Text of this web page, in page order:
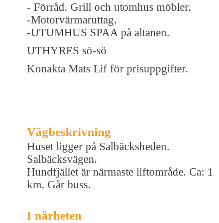
- Förråd. Grill och utomhus möbler.
-Motorvärmaruttag.
-UTUMHUS SPAA på altanen.
UTHYRES sö-sö
Konakta Mats Lif för prisuppgifter.
Vägbeskrivning
Huset ligger på Salbäcksheden.
Salbäcksvägen.
Hundfjället är närmaste liftområde. Ca: 1
km. Går buss.
I närheten